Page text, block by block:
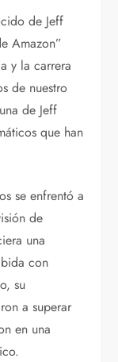
de Jeff
Amazon”
y la carrera
de nuestro
de Jeff
que han
se enfrentó a
de
una
con
su
a superar
en una